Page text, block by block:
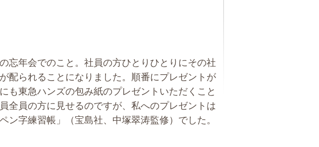
忘年会でのこと。社員の方ひとりひとりにその社
配られることになりました。順番にプレゼントが
も東急ハンズの包み紙のプレゼントいただくこと
全員の方に見せるのですが、私へのプレゼントは
字練習帳」（宝島社、中塚翠涛監修）でした。